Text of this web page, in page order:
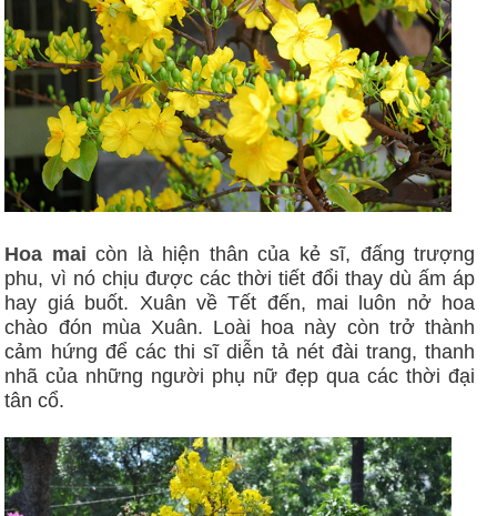
Hoa mai còn là hiện thân của kẻ sĩ, đấng trượng
phu, vì nó chịu được các thời tiết đổi thay dù ấm áp
hay giá buốt. Xuân về Tết đến, mai luôn nở hoa
chào đón mùa Xuân. Loài hoa này còn trở thành
cảm hứng để các thi sĩ diễn tả nét đài trang, thanh
nhã của những người phụ nữ đẹp qua các thời đại
tân cổ.